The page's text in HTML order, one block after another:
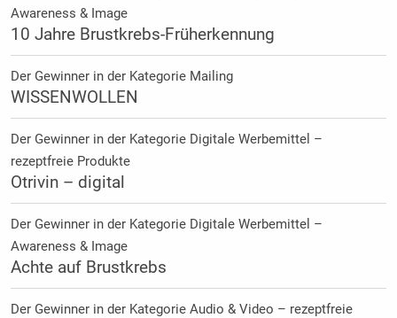
Awareness & Image
10 Jahre Brustkrebs-Früherkennung
Der Gewinner in der Kategorie Mailing
WISSENWOLLEN
Der Gewinner in der Kategorie Digitale Werbemittel –
rezeptfreie Produkte
Otrivin – digital
Der Gewinner in der Kategorie Digitale Werbemittel –
Awareness & Image
Achte auf Brustkrebs
Der Gewinner in der Kategorie Audio & Video – rezeptfreie